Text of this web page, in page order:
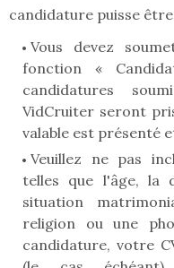
candidature puisse
Vous devez
fonction «
candidatures
VidCruiter seront
valable est présenté
Veuillez ne pas
telles que l'âge, la
situation
religion ou une
candidature, votre